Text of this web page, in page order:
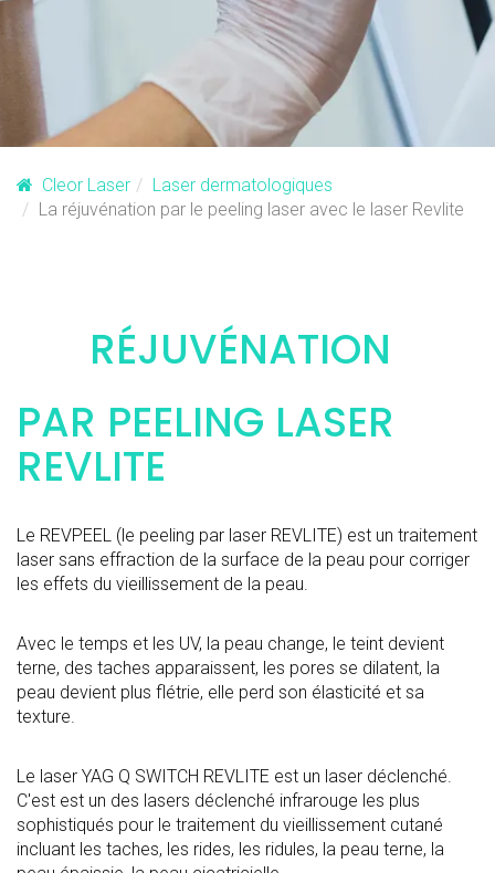
Cleor Laser
Laser dermatologiques
La réjuvénation par le peeling laser avec le laser Revlite
RÉJUVÉNATION
PAR PEELING LASER
REVLITE
Le REVPEEL (le peeling par laser REVLITE) est un traitement
laser sans effraction de la surface de la peau pour corriger
les effets du vieillissement de la peau.
Avec le temps et les UV, la peau change, le teint devient
terne, des taches apparaissent, les pores se dilatent, la
peau devient plus flétrie, elle perd son élasticité et sa
texture.
Le laser YAG Q SWITCH REVLITE est un laser déclenché.
C'est est un des lasers déclenché infrarouge les plus
sophistiqués pour le traitement du vieillissement cutané
incluant les taches, les rides, les ridules, la peau terne, la